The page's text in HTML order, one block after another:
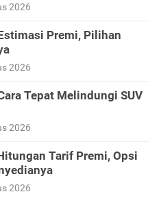
2026
Premi, Pilihan
2026
Tepat Melindungi SUV
2026
Tarif Premi, Opsi
2026